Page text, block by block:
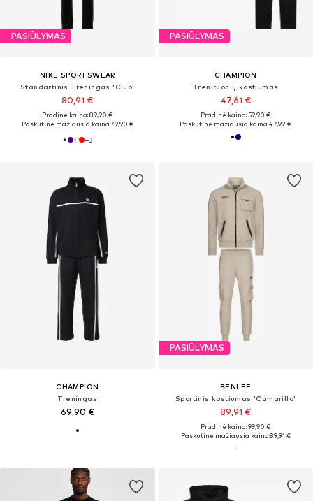
PASIŪLYMAS
NIKE SPORTSWEAR
Standartinis Treningas 'Club'
80,91 €
Pradinė kaina: 89,90 €
Paskutinė mažiausia kaina:79,90 €
+3
PASIŪLYMAS
CHAMPION
Treniruočių kostiumas
47,61 €
Pradinė kaina: 59,90 €
Paskutinė mažiausia kaina:47,92 €
CHAMPION
Treningas
69,90 €
PASIŪLYMAS
BENLEE
Sportinis kostiumas 'Camarillo'
89,91 €
Pradinė kaina: 99,90 €
Paskutinė mažiausia kaina:89,91 €